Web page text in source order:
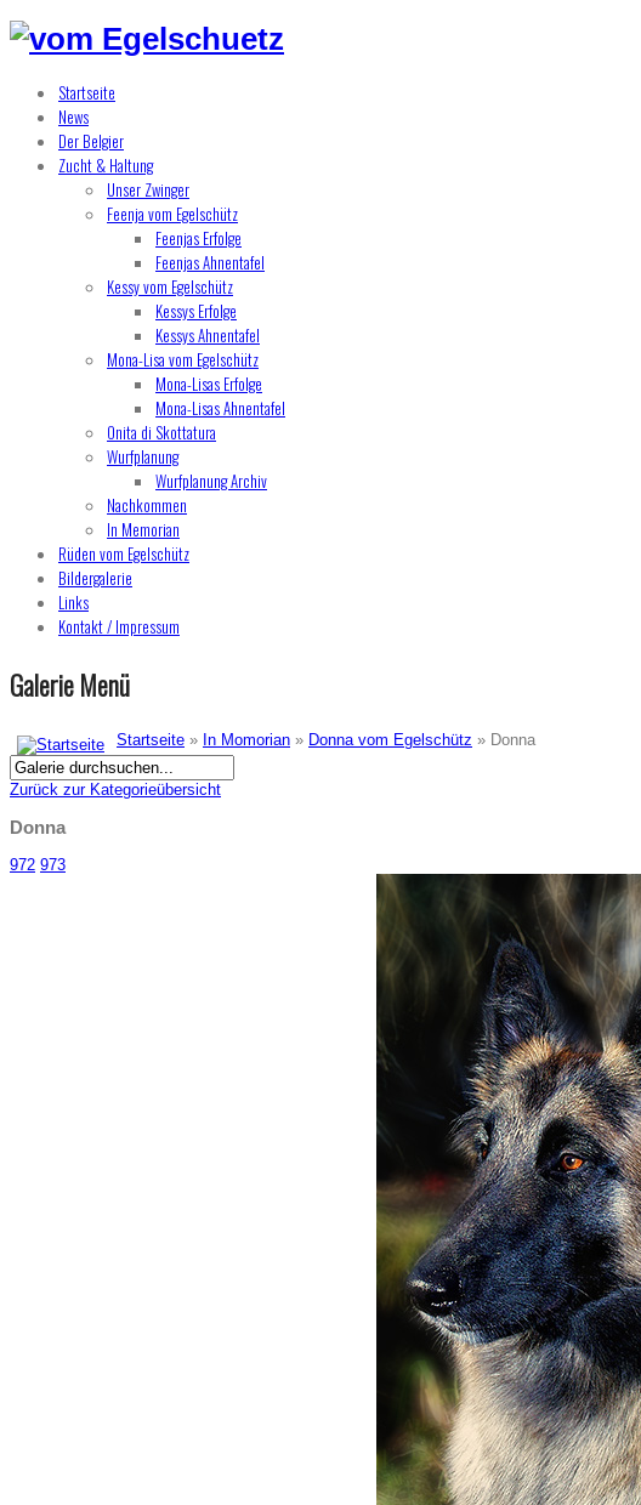
Startseite
News
Der Belgier
Zucht & Haltung
Unser Zwinger
Feenja vom Egelschütz
Feenjas Erfolge
Feenjas Ahnentafel
Kessy vom Egelschütz
Kessys Erfolge
Kessys Ahnentafel
Mona-Lisa vom Egelschütz
Mona-Lisas Erfolge
Mona-Lisas Ahnentafel
Onita di Skottatura
Wurfplanung
Wurfplanung Archiv
Nachkommen
In Memorian
Rüden vom Egelschütz
Bildergalerie
Links
Kontakt / Impressum
Galerie Menü
Startseite » In Momorian » Donna vom Egelschütz » Donna
Zurück zur Kategorieübersicht
Donna
972 973